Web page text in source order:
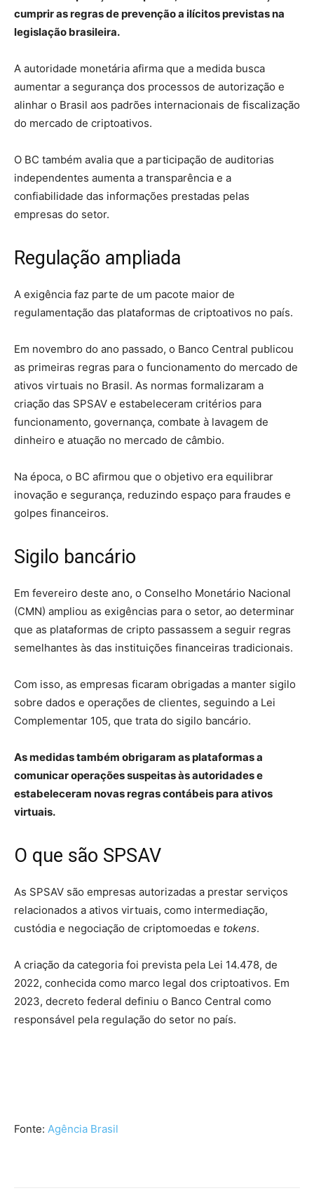
cumprir as regras de prevenção a ilícitos previstas na
legislação brasileira.
A autoridade monetária afirma que a medida busca
aumentar a segurança dos processos de autorização e
alinhar o Brasil aos padrões internacionais de fiscalização
do mercado de criptoativos.
O BC também avalia que a participação de auditorias
independentes aumenta a transparência e a
confiabilidade das informações prestadas pelas
empresas do setor.
Regulação ampliada
A exigência faz parte de um pacote maior de
regulamentação das plataformas de criptoativos no país.
Em novembro do ano passado, o Banco Central publicou
as primeiras regras para o funcionamento do mercado de
ativos virtuais no Brasil. As normas formalizaram a
criação das SPSAV e estabeleceram critérios para
funcionamento, governança, combate à lavagem de
dinheiro e atuação no mercado de câmbio.
Na época, o BC afirmou que o objetivo era equilibrar
inovação e segurança, reduzindo espaço para fraudes e
golpes financeiros.
Sigilo bancário
Em fevereiro deste ano, o Conselho Monetário Nacional
(CMN) ampliou as exigências para o setor, ao determinar
que as plataformas de cripto passassem a seguir regras
semelhantes às das instituições financeiras tradicionais.
Com isso, as empresas ficaram obrigadas a manter sigilo
sobre dados e operações de clientes, seguindo a Lei
Complementar 105, que trata do sigilo bancário.
As medidas também obrigaram as plataformas a
comunicar operações suspeitas às autoridades e
estabeleceram novas regras contábeis para ativos
virtuais.
O que são SPSAV
As SPSAV são empresas autorizadas a prestar serviços
relacionados a ativos virtuais, como intermediação,
custódia e negociação de criptomoedas e tokens.
A criação da categoria foi prevista pela Lei 14.478, de
2022, conhecida como marco legal dos criptoativos. Em
2023, decreto federal definiu o Banco Central como
responsável pela regulação do setor no país.
Fonte: Agência Brasil